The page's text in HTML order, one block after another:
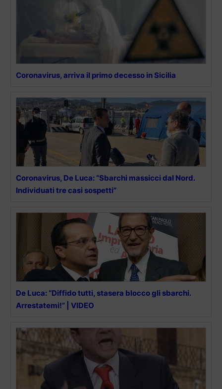
Coronavirus, arriva il primo decesso in Sicilia
Coronavirus, De Luca: “Sbarchi massicci dal Nord.
Individuati tre casi sospetti”
De Luca: “Diffido tutti, stasera blocco gli sbarchi.
Arrestatemi!” | VIDEO